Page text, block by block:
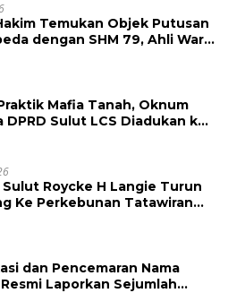
Temukan Objek Putusan
dengan SHM 79, Ahli Waris
Mafia Tanah, Oknum
DPRD Sulut LCS Diadukan ke
Sulut Roycke H Langie Turun
Ke Perkebunan Tatawiran
dan Pencemaran Nama
Laporkan Sejumlah